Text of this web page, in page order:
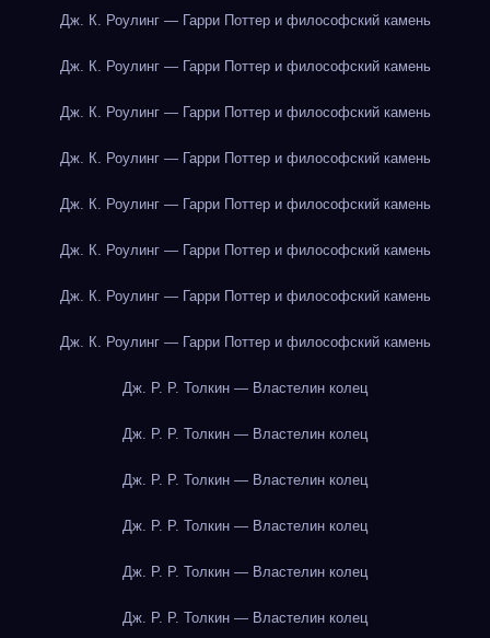
Дж. К. Роулинг — Гарри Поттер и философский камень
Дж. К. Роулинг — Гарри Поттер и философский камень
Дж. К. Роулинг — Гарри Поттер и философский камень
Дж. К. Роулинг — Гарри Поттер и философский камень
Дж. К. Роулинг — Гарри Поттер и философский камень
Дж. К. Роулинг — Гарри Поттер и философский камень
Дж. К. Роулинг — Гарри Поттер и философский камень
Дж. К. Роулинг — Гарри Поттер и философский камень
Дж. Р. Р. Толкин — Властелин колец
Дж. Р. Р. Толкин — Властелин колец
Дж. Р. Р. Толкин — Властелин колец
Дж. Р. Р. Толкин — Властелин колец
Дж. Р. Р. Толкин — Властелин колец
Дж. Р. Р. Толкин — Властелин колец